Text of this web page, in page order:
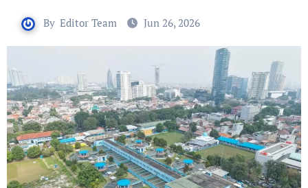
By Editor Team Jun 26, 2026